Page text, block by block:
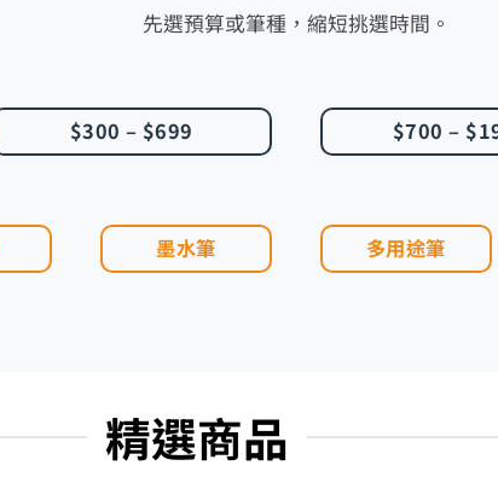
先選預算或筆種，縮短挑選時間。
$300 – $699 $700 –
墨水筆 多用途筆
精選商品